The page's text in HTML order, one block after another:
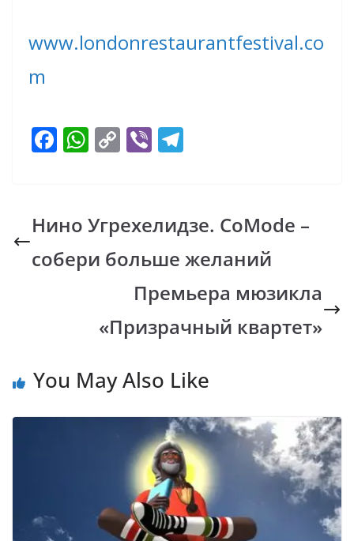
www.londonrestaurantfestival.co
m
F
b
o
o
W
s
A
p
C
y
Li
n
Vi
gr
a
m
Нино Угрехелидзе. CoMode –
собери больше желаний
Премьера мюзикла
«Призрачный квартет»
You May Also Like